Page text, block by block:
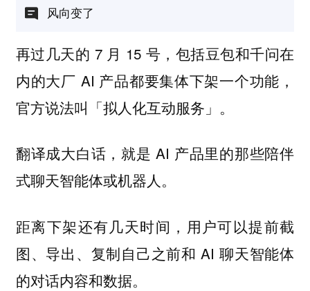
风向变了
再过几天的 7 月 15 号，包括豆包和千问在
内的大厂 AI 产品都要集体下架一个功能，
官方说法叫「拟人化互动服务」。
翻译成大白话，就是 AI 产品里的那些陪伴
式聊天智能体或机器人。
距离下架还有几天时间，用户可以提前截
图、导出、复制自己之前和 AI 聊天智能体
的对话内容和数据。